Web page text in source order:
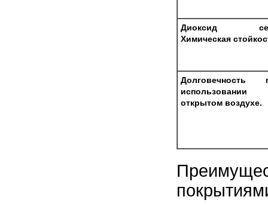
Диоксид
Химическая
Долговечность
использовании
открытом воздухе.